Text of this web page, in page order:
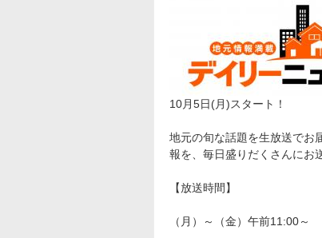
邦画
アニメ・キッズ
J:COM放送の地域チャンネル
J:テレ
10月5日(月)スタート！
地元の旬な話題を生放送でお
報を、毎日盛りだくさんにお
【放送時間】
（月）～（金）午前11:00～